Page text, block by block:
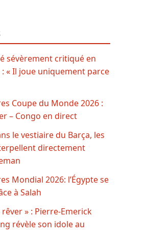
sévèrement critiqué en
« Il joue uniquement parce
Coupe du Monde 2026 :
– Congo en direct
le vestiaire du Barça, les
directement
Mondial 2026: l’Égypte se
à Salah
rêver » : Pierre-Emerick
révèle son idole au